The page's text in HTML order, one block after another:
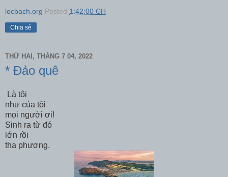
locbach.org Posted 1:42:00 CH
Chia sẻ
THỨ HAI, THÁNG 7 04, 2022
* Đảo quê
Là tôi
như của tôi
mọi người ơi!
Sinh ra từ đó
lớn rồi
tha phương.